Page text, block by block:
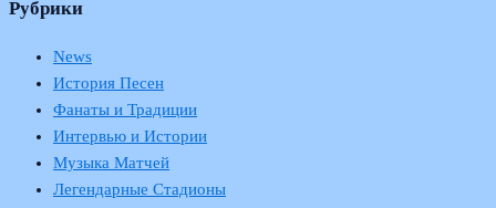
Рубрики
News
История Песен
Фанаты и Традиции
Интервью и Истории
Музыка Матчей
Легендарные Стадионы